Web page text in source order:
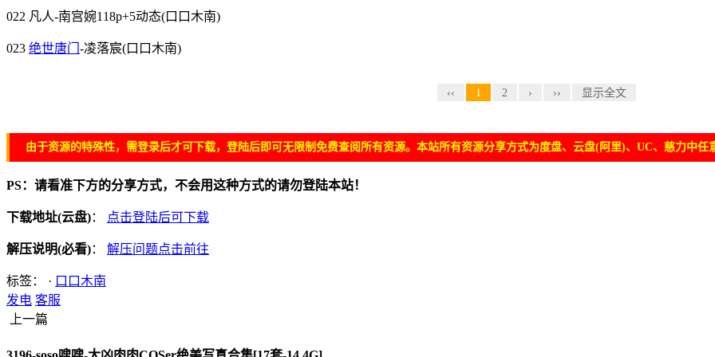
022 凡人-南宫婉118p+5动态(口口木南)
023 绝世唐门 -凌落宸(口口木南)
‹‹ 1 2 › ›› 显示全文
由于资源的特殊性，需登录后才可下载，登陆后即可无限制免费查阅所有资源。本站所有资源分享方式为度盘、云盘(阿里)、UC、慈力中任
PS：请看准下方的分享方式，不会用这种方式的请勿登陆本站！
下载地址(云盘)： 点击登陆后可下载
解压说明(必看)： 解压问题点击前往
标签： · 口口木南
发电 客服
上一篇